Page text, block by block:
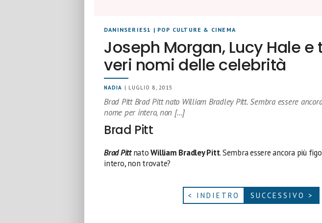
DANINSERIES1 | POP CULTURE & CINEMA
Joseph Morgan, Lucy Hale
veri nomi delle celebrità
NADIA | LUGLIO 8, 2015
Brad Pitt Brad Pitt nato William Bradley Pitt. Sembra essere
nome per intero, non […]
Brad Pitt
Brad PittnatoWilliam Bradley Pitt. Sembra essere ancora più
intero, non trovate?
< INDIETRO SUCCESSIVO >